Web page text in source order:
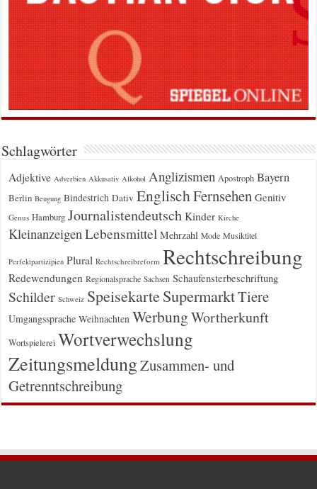
Schlagwörter
Adjektive Adverbien Akkusativ Alkohol Anglizismen Apostroph Bayern
Berlin Beugung Bindestrich Dativ EnglischFernsehen Genitiv
Genus Hamburg Journalistendeutsch Kinder Kirche
Kleinanzeigen Lebensmittel Mehrzahl Mode Musiktitel
Perfektpartizipien Plural Rechtschreibreform Rechtschreibung
Redewendungen Regionalsprache Sachsen Schaufensterbeschriftung
Schilder Schweiz Speisekarte SupermarktTiere
Umgangssprache Weihnachten WerbungWortherkunft
Wortspielerei Wortverwechslung
ZeitungsmeldungZusammen- und
Getrenntschreibung